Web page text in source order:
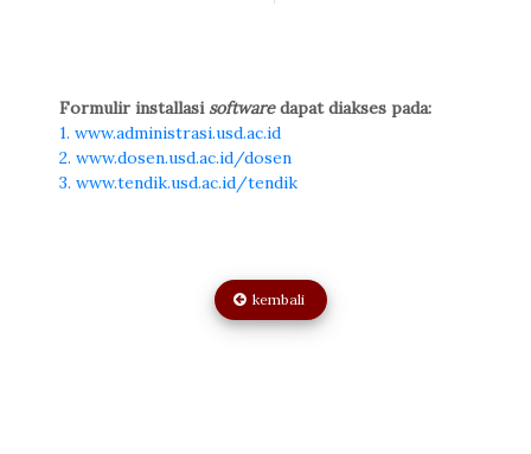
Formulir installasisoftwaredapat diakses pada:
1. www.administrasi.usd.ac.id
2. www.dosen.usd.ac.id/dosen
3. www.tendik.usd.ac.id/tendik
kembali